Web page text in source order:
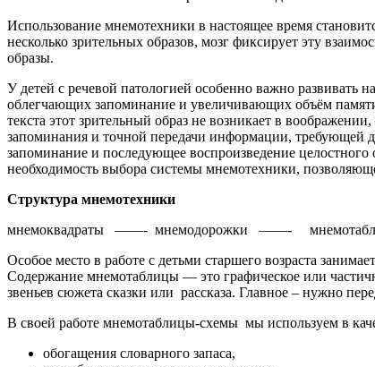
Использование мнемотехники в настоящее время
несколько зрительных образов, мозг фиксирует эту
образы.
У детей с речевой патологией особенно важно развивать
облегчающих запоминание и увеличивающих объём
текста этот зрительный образ не возникает в
запоминания и точной передачи информации, требующей
запоминание и последующее воспроизведение
необходимость выбора системы мнемотехники,
Структура мнемотехники
мнемоквадраты ——- мнемодорожки ——-
Особое место в работе с детьми старшего возраста
Содержание мнемотаблицы — это графическое или
звеньев сюжета сказки или рассказа. Главное – нужно
В своей работе мнемотаблицы-схемы мы используем в
обогащения словарного запаса,